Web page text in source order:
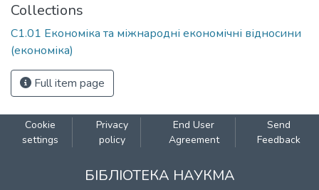
Collections
С1.01 Економіка та міжнародні економічні відносини
(економіка)
Full item page
Cookie
settings
Privacy
policy
End User
Agreement
Send
Feedback
БІБЛІОТЕКА НАУКМА